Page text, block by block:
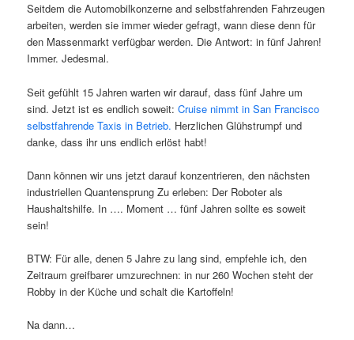
Seitdem die Automobilkonzerne and selbstfahrenden Fahrzeugen
arbeiten, werden sie immer wieder gefragt, wann diese denn für
den Massenmarkt verfügbar werden. Die Antwort: in fünf Jahren!
Immer. Jedesmal.
Seit gefühlt 15 Jahren warten wir darauf, dass fünf Jahre um
sind. Jetzt ist es endlich soweit:Cruise nimmt in San Francisco
selbstfahrende Taxis in Betrieb. Herzlichen Glühstrumpf und
danke, dass ihr uns endlich erlöst habt!
Dann können wir uns jetzt darauf konzentrieren, den nächsten
industriellen Quantensprung Zu erleben: Der Roboter als
Haushaltshilfe. In …. Moment … fünf Jahren sollte es soweit
sein!
BTW: Für alle, denen 5 Jahre zu lang sind, empfehle ich, den
Zeitraum greifbarer umzurechnen: in nur 260 Wochen steht der
Robby in der Küche und schalt die Kartoffeln!
Na dann…